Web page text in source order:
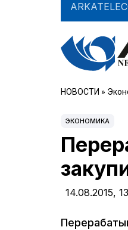
НОВОСТИ »
ЭКОНОМИКА
14.08.2015,